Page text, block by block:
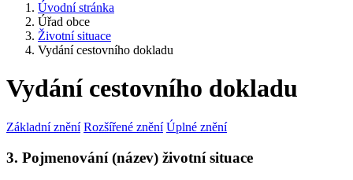
Úvodní stránka
Úřad obce
Životní situace
Vydání cestovního dokladu
Vydání cestovního dokladu
Základní znění Rozšířené znění Úplné znění
3. Pojmenování (název) životní situace